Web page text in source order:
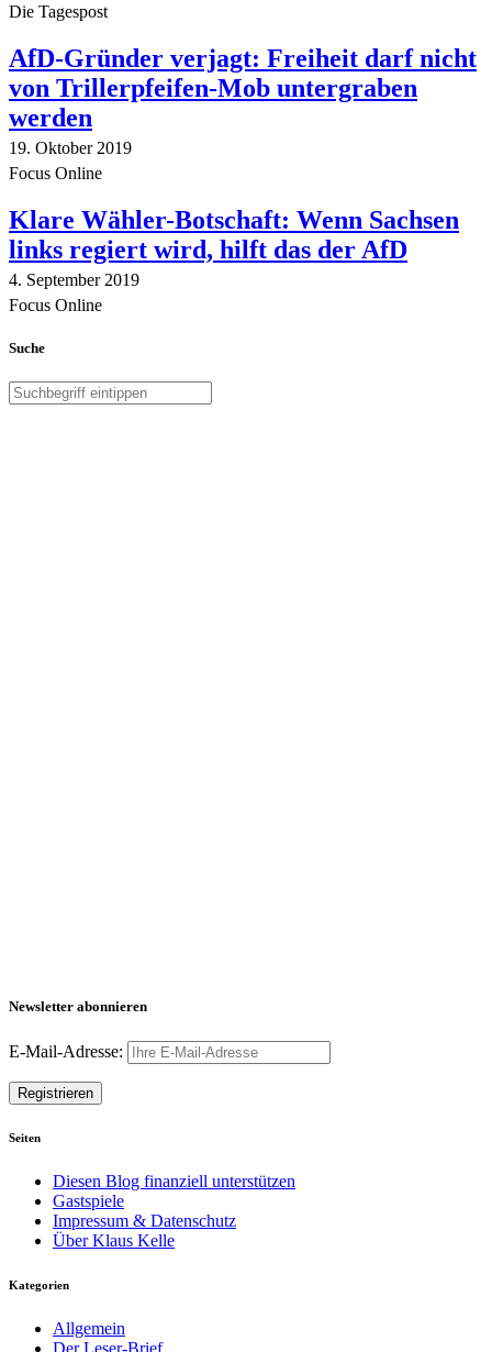
Die Tagespost
AfD-Gründer verjagt: Freiheit darf nicht
von Trillerpfeifen-Mob untergraben
werden
19. Oktober 2019
Focus Online
Klare Wähler-Botschaft: Wenn Sachsen
links regiert wird, hilft das der AfD
4. September 2019
Focus Online
Suche
Newsletter abonnieren
E-Mail-Adresse:
Seiten
Diesen Blog finanziell unterstützen
Gastspiele
Impressum & Datenschutz
Über Klaus Kelle
Kategorien
Allgemein